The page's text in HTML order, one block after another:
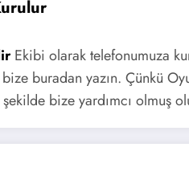
Ekibi olarak telefonumuza
buradan yazın. Çünkü
bize yardımcı olmuş